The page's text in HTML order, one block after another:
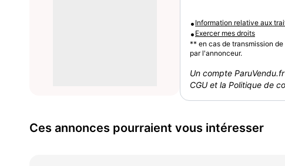
• Information relative aux
• Exercer mes droits
** en cas de transmission
par l'annonceur.
Un compte
CGU et la Politique de
Ces annonces pourraient vous intéresser